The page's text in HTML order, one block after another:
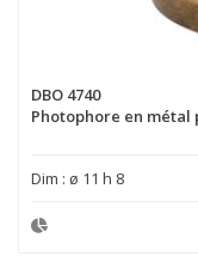
DBO 4740
Photophore en métal
Dim : ø 11 h 8